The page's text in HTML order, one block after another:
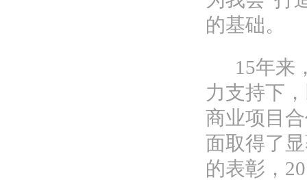
的基础。
15年来
力支持下
商业项目
面取得了
的表彰，